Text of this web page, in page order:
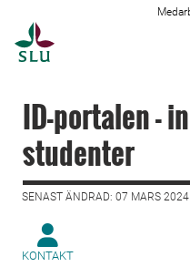
ID-portalen -
studenter
SENAST ÄNDRAD: 07 MARS 2024
KONTAKT